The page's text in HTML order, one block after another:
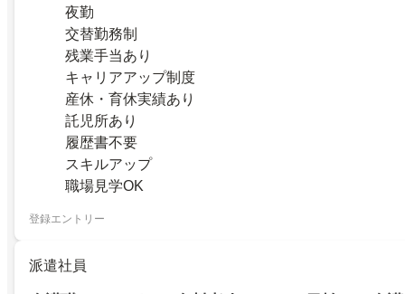
夜勤
交替勤務制
残業手当あり
キャリアアップ制度
産休・育休実績あり
託児所あり
履歴書不要
スキルアップ
職場見学OK
登録エントリー
派遣社員